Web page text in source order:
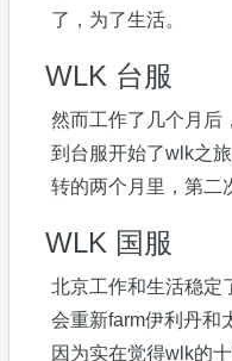
了，为了生活。
WLK 台服
然而工作了几个月后
到台服开始了wlk之
转的两个月里，第二
WLK 国服
北京工作和生活稳定
会重新farm伊利丹和
因为实在觉得wlk的